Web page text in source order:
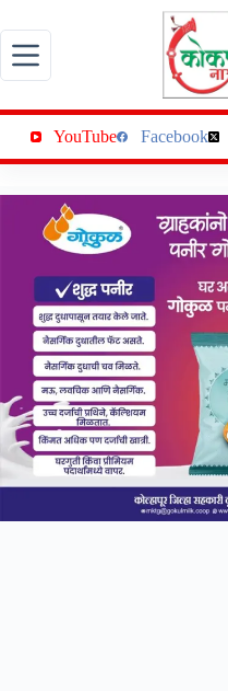
to
content
YouTube Facebook